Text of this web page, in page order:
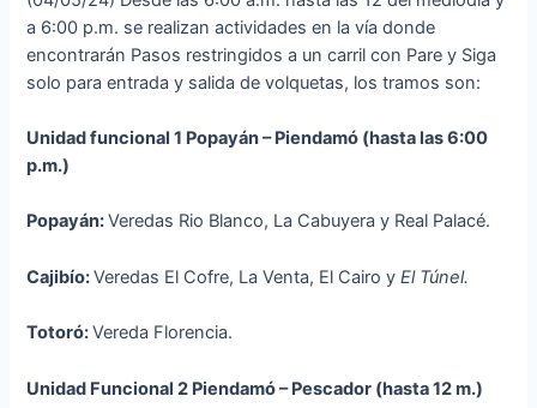
a 6:00 p.m. se realizan actividades en la vía donde
encontrarán Pasos restringidos a un carril con Pare y Siga
solo para entrada y salida de volquetas, los tramos son:
Unidad funcional 1 Popayán –Piendamó (hasta las 6:00
p.m.)
Popayán:Veredas Rio Blanco, La Cabuyera y Real Palacé.
Cajibío:Veredas El Cofre, La Venta, El Cairo yEl Túnel.
Totoró:Vereda Florencia.
Unidad Funcional 2 Piendamó –Pescador (hasta 12 m.)